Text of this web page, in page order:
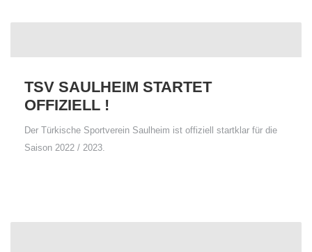
TSV SAULHEIM STARTET
OFFIZIELL !
Der Türkische Sportverein Saulheim ist offiziell startklar für die
Saison 2022 / 2023.